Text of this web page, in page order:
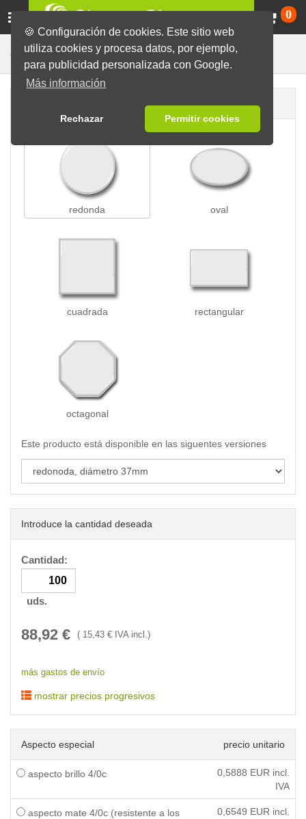
🍪 Configuración de cookies. Este sitio web
utiliza cookies y procesa datos, por ejemplo,
para publicidad personalizada con Google.
Más información
Rechazar Permitir cookies
0
Chapas Chapas con Imperdible
redonda oval
cuadrada rectangular
octagonal
Este producto está disponible en las siguentes versiones
Introduce la cantidad deseada
Cantidad:
uds.
88,92 € ( 15,43 € IVA incl.)
más gastos de envío
mostrar precios progresivos
Aspecto especial precio unitario
aspecto brillo 4/0c 0,5888 EUR incl.
IVA
aspecto mate 4/0c (resistente a los
0,6549 EUR incl.